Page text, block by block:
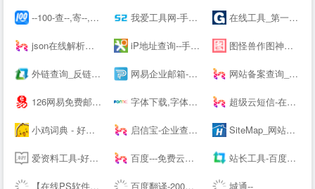
--100-查--,寄--,上--100 我爱工具网-手游排行榜2021前十名推荐平台|热门手机软件app应用下载 在线工具_第一家纯在线免安装的工具网站【免费使用】- 工具123
json在线解析及格式化_pcjson工具在线 iP地址查询--手机号码查询归属地 | 邮政编码查询 | iP地址归属地查询 | 身份证号码验证在线查询网 图怪兽作图神器-在线图片编辑器-PS图片制作-搞定平面设计不求人
外链查询_反链查询结果 - 爱站网 网易企业邮箱-163企业邮箱申请购买中心 网站备案查询_icp备案查询_域名备案查询--查ICP备案网
126网易免费邮-你的专业电子邮局 字体下载,字体大全,免费字体下载,在线字体|字客网 超级云短信-在线短信接收-Receive --S
小鸡词典 - 好多梗啊！ 启信宝-企业查询_企业信用信息平台 SiteMap_网站地图_站点地图_制作工具_在线生成_生成工具_生成器_网页爬虫_天气预报_天气API - 爱帮助！
爱资料工具-好用的在线工具箱 百度---免费云盘丨文件共享软件丨超大容量丨存储安全 站长工具-百度权重排名查询-站长seo查询 - 爱站网
【在线PS软件】在线PS图片（照片）处理工具_在线制作编辑图片ps精简版 百度翻译-200种语言互译、沟通全世界！ 城通--